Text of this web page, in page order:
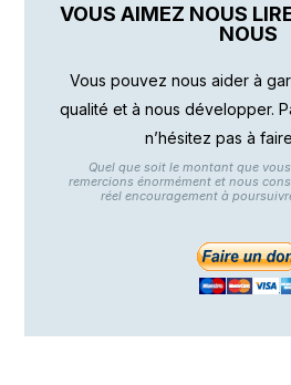
VOUS AIMEZ NOUS
NOUS
Vous pouvez nous aider à
qualité et à nous développer.
n’hésitez pas à
Quel que soit le montant que
remercions énormément et nous
réel encouragement à